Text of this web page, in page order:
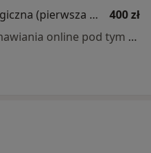
Konsultacja endokrynologiczna (pierwsza wizyta)
400 zł
Specjalista nie oferuje umawiania online pod tym adresem.